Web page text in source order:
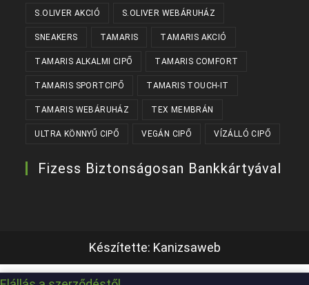
S.OLIVER AKCIÓ S.OLIVER WEBÁRUHÁZ
SNEAKERS TAMARIS TAMARIS AKCIÓ
TAMARIS ALKALMI CIPŐ TAMARIS COMFORT
TAMARIS SPORTCIPŐ TAMARIS TOUCH-IT
TAMARIS WEBÁRUHÁZ TEX MEMBRÁN
ULTRA KÖNNYŰ CIPŐ VEGÁN CIPŐ VÍZÁLLÓ CIPŐ
Fizess Biztonságosan Bankkártyával
Készítette: Kanizsaweb